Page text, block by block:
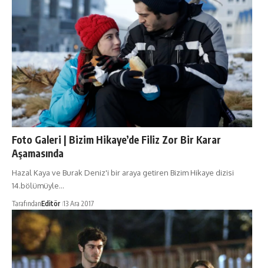
Foto Galeri | Bizim Hikaye’de Filiz Zor Bir Karar
Aşamasında
Hazal Kaya ve Burak Deniz'i bir araya getiren Bizim Hikaye dizisi
14.bölümüyle…
TarafındanEditör 13 Ara 2017